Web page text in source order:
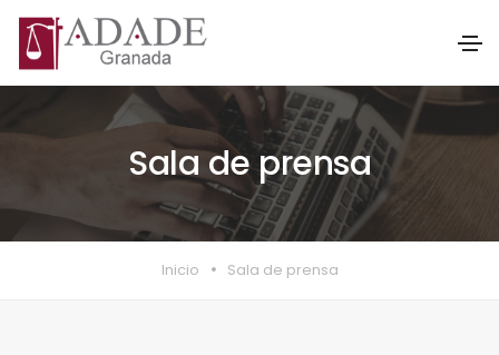
Sala de prensa
Inicio Sala de prensa